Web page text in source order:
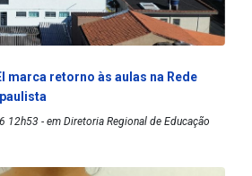
marca retorno às aulas na Rede
- em Diretoria Regional de Educação